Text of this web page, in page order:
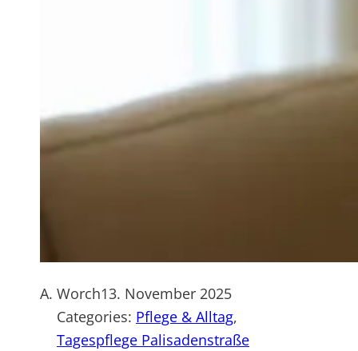
A. Worch13. November 2025
Categories: Pflege & Alltag
Tagespflege Palisadenstraße